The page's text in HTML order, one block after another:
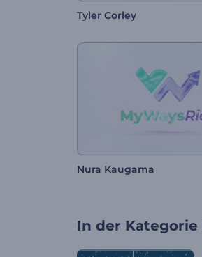
Tyler Corley
Nura Kaugama
In der Kategorie